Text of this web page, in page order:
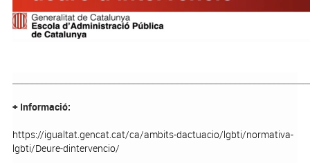
+ Informació:
https://igualtat.gencat.cat/ca/ambits-dactuacio/lgbti/normativa-
lgbti/Deure-dintervencio/